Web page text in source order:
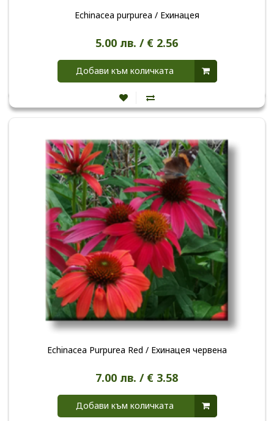
Echinacea purpurea / Ехинацея
5.00 лв. / € 2.56
Добави към количката
Echinacea Purpurea Red / Ехинацея червена
7.00 лв. / € 3.58
Добави към количката